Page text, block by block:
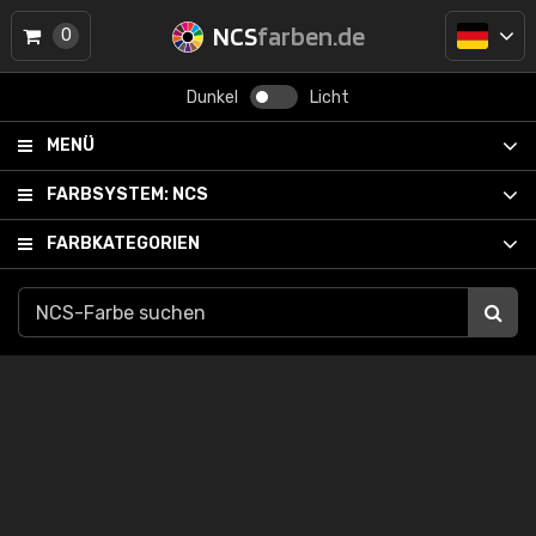
NCSfarben.de
Dunkel Licht
MENÜ
FARBSYSTEM: NCS
FARBKATEGORIEN
0